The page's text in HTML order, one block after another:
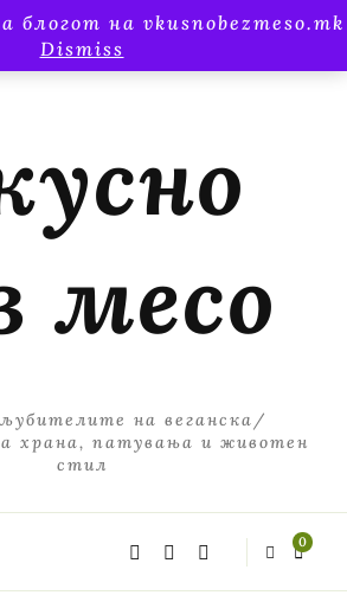
блогот на vkusnobezmeso.mk
Dismiss
месо
на веганска/
храна, патувања и животен
стил
0